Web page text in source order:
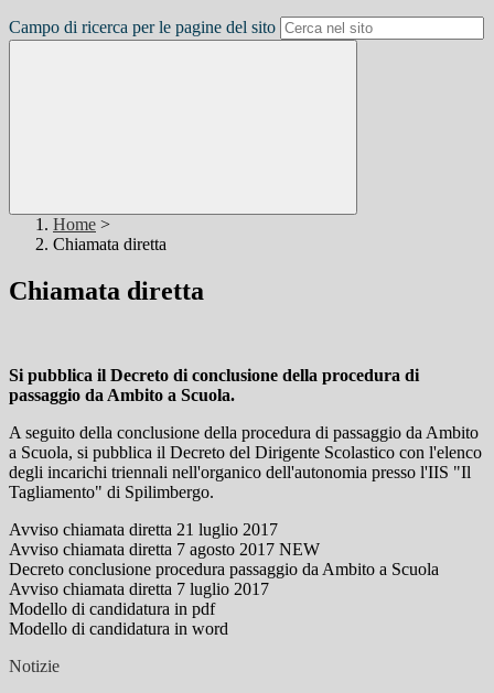
Campo di ricerca per le pagine del sito
Home >
Chiamata diretta
Chiamata diretta
Si pubblica il Decreto di conclusione della procedura di
passaggio da Ambito a Scuola.
A seguito della conclusione della procedura di passaggio da Ambito
a Scuola, si pubblica il Decreto del Dirigente Scolastico con l'elenco
degli incarichi triennali nell'organico dell'autonomia presso l'IIS "Il
Tagliamento" di Spilimbergo.
Avviso chiamata diretta 21 luglio 2017
Avviso chiamata diretta 7 agosto 2017 NEW
Decreto conclusione procedura passaggio da Ambito a Scuola
Avviso chiamata diretta 7 luglio 2017
Modello di candidatura in pdf
Modello di candidatura in word
Notizie